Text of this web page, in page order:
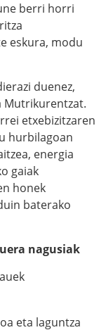
berri horri
eskura, modu
duenez,
Mutrikurentzat.
etxebizitzaren
hurbilagoan
energia
gaiak
honek
baterako
nagusiak
eta laguntza